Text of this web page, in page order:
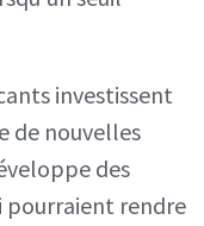
investissent
de nouvelles
des
pourraient rendre